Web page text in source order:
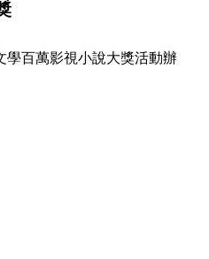
學百萬影視小說大獎活動辦